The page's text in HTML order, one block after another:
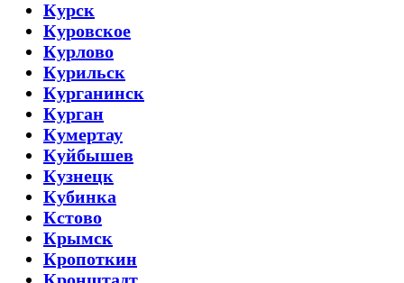
Курск
Куровское
Курлово
Курильск
Курганинск
Курган
Кумертау
Куйбышев
Кузнецк
Кубинка
Кстово
Крымск
Кропоткин